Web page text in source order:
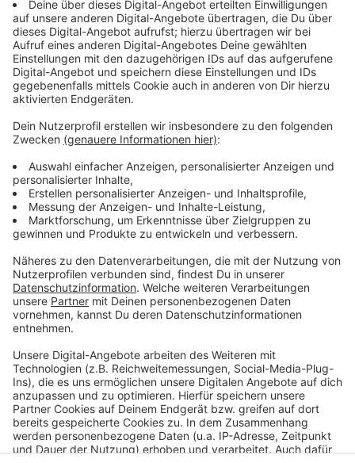
Anzeige
Weitere Infos und Links zum Thema
Anzeige
Rollnacht Termine 2022
neue Rollarena in Düsseldorf
2021 gab es weniger Rollnächte
Skateranlagen in Düsseldorf
Rollnacht on Ice
Anzeige
Anzeige